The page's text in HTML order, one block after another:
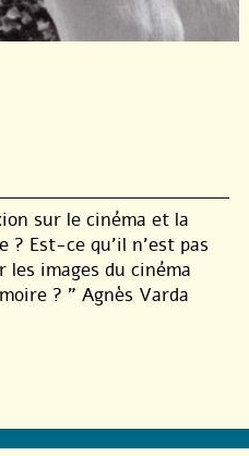
sur le cinéma et la
Est-ce qu’il n’est pas
images du cinéma
? " Agnès Varda